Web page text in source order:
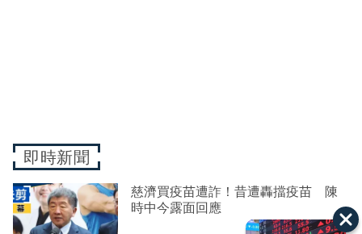
即時新聞
慈濟買疫苗遭詐！昔遭轟擋疫苗 陳
時中今露面回應